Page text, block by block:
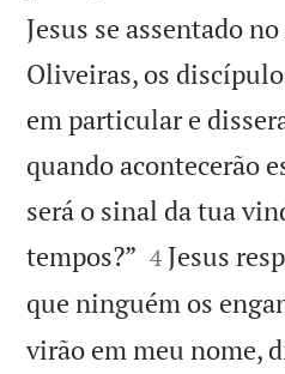
Jesus se assentado
Oliveiras, os
em particular e
quando acontecerão
será o sinal da tua
tempos?” 

4 Jesus
que ninguém os
virão em meu nome,